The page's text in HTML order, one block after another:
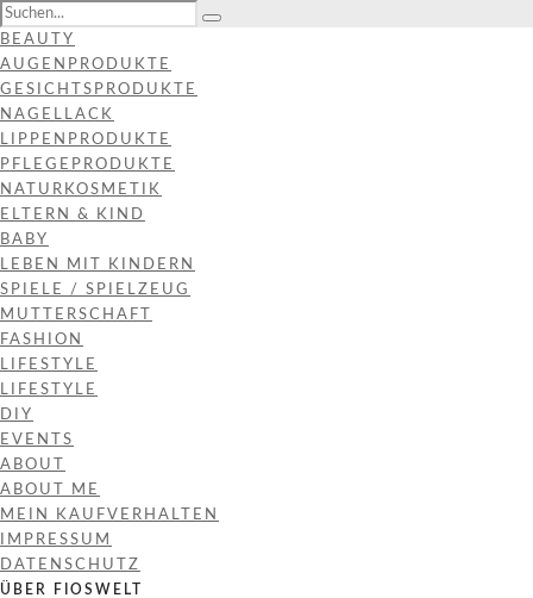
BEAUTY
AUGENPRODUKTE
GESICHTSPRODUKTE
NAGELLACK
LIPPENPRODUKTE
PFLEGEPRODUKTE
NATURKOSMETIK
ELTERN & KIND
BABY
LEBEN MIT KINDERN
SPIELE / SPIELZEUG
MUTTERSCHAFT
FASHION
LIFESTYLE
LIFESTYLE
DIY
EVENTS
ABOUT
ABOUT ME
MEIN KAUFVERHALTEN
IMPRESSUM
DATENSCHUTZ
ÜBER FIOSWELT